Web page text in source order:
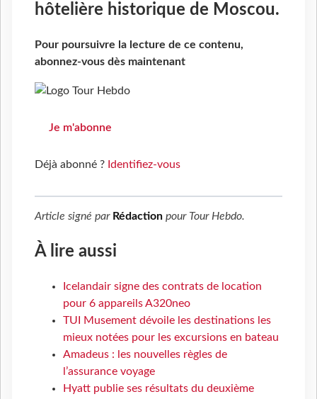
hôtelière historique de Moscou.
Pour poursuivre la lecture de ce contenu,
abonnez-vous dès maintenant
Je m'abonne
Déjà abonné ? Identifiez-vous
Article signé par Rédaction pour Tour Hebdo.
À lire aussi
Icelandair signe des contrats de location
pour 6 appareils A320neo
TUI Musement dévoile les destinations les
mieux notées pour les excursions en bateau
Amadeus : les nouvelles règles de
l’assurance voyage
Hyatt publie ses résultats du deuxième